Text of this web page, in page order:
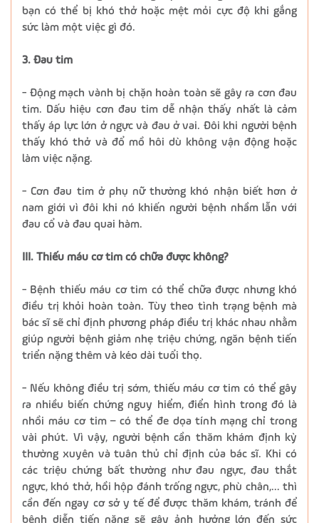
bạn có thể bị khó thở hoặc mệt mỏi cực độ khi gắng
sức làm một việc gì đó.
3. Đau tim
- Động mạch vành bị chặn hoàn toàn sẽ gây ra cơn đau
tim. Dấu hiệu cơn đau tim dễ nhận thấy nhất là cảm
thấy áp lực lớn ở ngực và đau ở vai. Đôi khi người bệnh
thấy khó thở và đổ mồ hôi dù không vận động hoặc
làm việc nặng.
- Cơn đau tim ở phụ nữ thường khó nhận biết hơn ở
nam giới vì đôi khi nó khiến người bệnh nhầm lẫn với
đau cổ và đau quai hàm.
III. Thiếu máu cơ tim có chữa được không?
- Bệnh thiếu máu cơ tim có thể chữa được nhưng khó
điều trị khỏi hoàn toàn. Tùy theo tình trạng bệnh mà
bác sĩ sẽ chỉ định phương pháp điều trị khác nhau nhằm
giúp người bệnh giảm nhẹ triệu chứng, ngăn bệnh tiến
triển nặng thêm và kéo dài tuổi thọ.
- Nếu không điều trị sớm, thiếu máu cơ tim có thể gây
ra nhiều biến chứng nguy hiểm, điển hình trong đó là
nhồi máu cơ tim – có thể đe dọa tính mạng chỉ trong
vài phút. Vì vậy, người bệnh cần thăm khám định kỳ
thường xuyên và tuân thủ chỉ định của bác sĩ. Khi có
các triệu chứng bất thường như đau ngực, đau thắt
ngực, khó thở, hồi hộp đánh trống ngực, phù chân,… thì
cần đến ngay cơ sở y tế để được thăm khám, tránh để
bệnh diễn tiến nặng sẽ gây ảnh hưởng lớn đến sức